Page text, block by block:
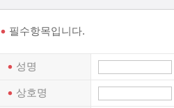
필수항목입니다.
성명
상호명